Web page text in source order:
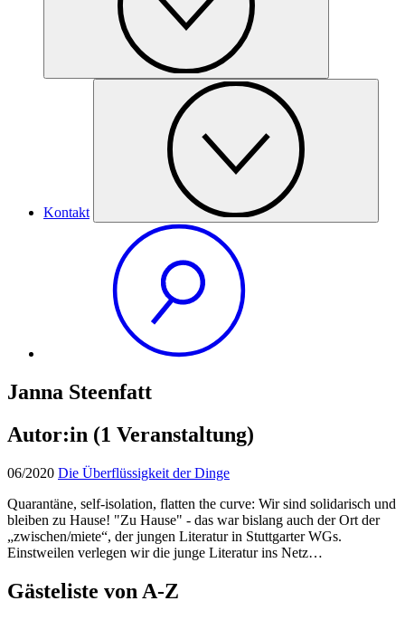
Kontakt
Janna Steenfatt
Autor:in (1 Veranstaltung)
06/2020 Die Überflüssigkeit der Dinge
Quarantäne, self-isolation, flatten the curve: Wir sind solidarisch und
bleiben zu Hause! "Zu Hause" - das war bislang auch der Ort der
„zwischen/miete“, der jungen Literatur in Stuttgarter WGs.
Einstweilen verlegen wir die junge Literatur ins Netz…
Gästeliste von A-Z